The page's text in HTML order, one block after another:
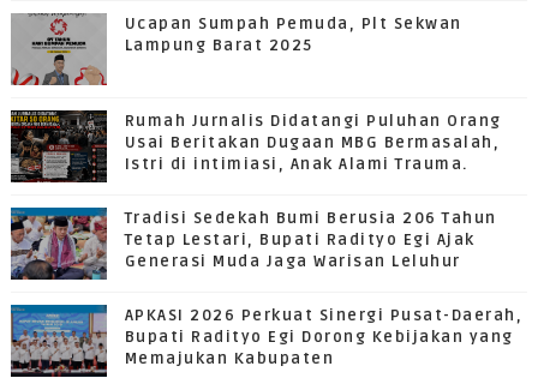
Ucapan Sumpah Pemuda, Plt Sekwan
Lampung Barat 2025
Rumah Jurnalis Didatangi Puluhan Orang
Usai Beritakan Dugaan MBG Bermasalah,
Istri di intimiasi, Anak Alami Trauma.
Tradisi Sedekah Bumi Berusia 206 Tahun
Tetap Lestari, Bupati Radityo Egi Ajak
Generasi Muda Jaga Warisan Leluhur
APKASI 2026 Perkuat Sinergi Pusat-Daerah,
Bupati Radityo Egi Dorong Kebijakan yang
Memajukan Kabupaten